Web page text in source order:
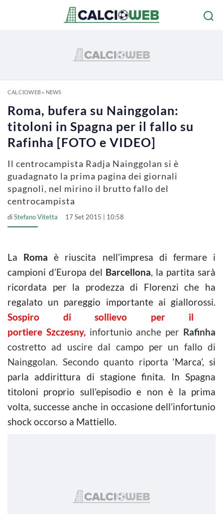
CALCIOWEB» NEWS
Roma, bufera su Nainggolan:
titoloni in Spagna per il fallo su
Rafinha [FOTO e VIDEO]
Il centrocampista Radja Nainggolan si è
guadagnato la prima pagina dei giornali
spagnoli, nel mirino il brutto fallo del
centrocampista
diStefano Vitetta 17 Set 2015 | 10:58
La Roma è riuscita nell’impresa di fermare i
campioni d’Europa del Barcellona, la partita sarà
ricordata per la prodezza di Florenzi che ha
regalato un pareggio importante ai giallorossi.
Sospiro di sollievo per il
portiere Szczesny, infortunio anche per Rafinha
costretto ad uscire dal campo per un fallo di
Nainggolan. Secondo quanto riporta ‘Marca’, si
parla addirittura di stagione finita. In Spagna
titoloni proprio sull’episodio e non è la prima
volta, successe anche in occasione dell’infortunio
shock occorso a Mattiello.